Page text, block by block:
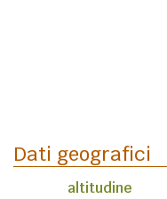
Dati geografici
altitudine